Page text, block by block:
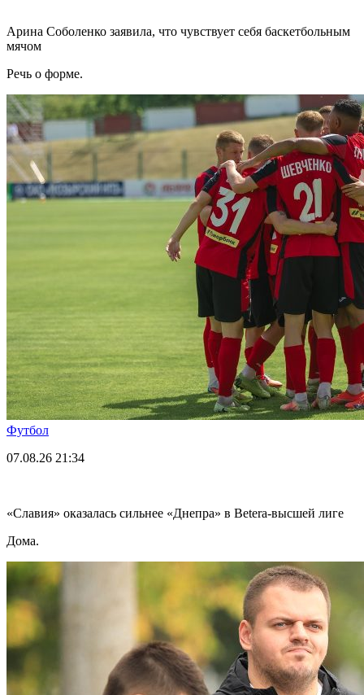
Арина Соболенко заявила, что чувствует себя баскетбольным
мячом
Речь о форме.
Футбол
07.08.26 21:34
«Славия» оказалась сильнее «Днепра» в Betera-высшей лиге
Дома.